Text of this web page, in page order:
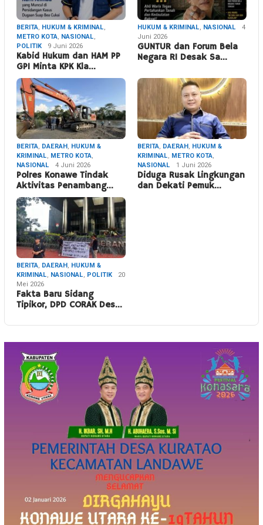
BERITA, HUKUM & KRIMINAL,
METRO KOTA, NASIONAL,
POLITIK
9 Juni 2026
Kabid Hukum dan HAM PP
GPI Minta KPK Kla…
HUKUM & KRIMINAL, NASIONAL
4
Juni 2026
GUNTUR dan Forum Bela
Negara RI Desak Sa…
BERITA, DAERAH, HUKUM &
KRIMINAL, METRO KOTA,
NASIONAL
4 Juni 2026
Polres Konawe Tindak
Aktivitas Penambang…
BERITA, DAERAH, HUKUM &
KRIMINAL, METRO KOTA,
NASIONAL
1 Juni 2026
Diduga Rusak Lingkungan
dan Dekati Pemuk…
BERITA, DAERAH, HUKUM &
KRIMINAL, NASIONAL, POLITIK
20
Mei 2026
Fakta Baru Sidang
Tipikor, DPD CORAK Des…